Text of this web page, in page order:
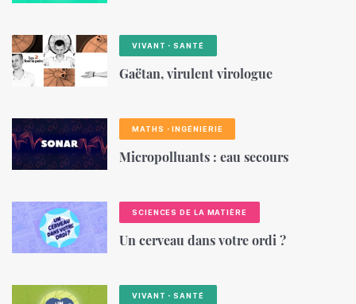
VIVANT・SANTÉ
Gaëtan, virulent virologue
MATHS・INGÉNIERIE
Micropolluants : eau secours
SCIENCES DE LA MATIÈRE
Un cerveau dans votre ordi ?
VIVANT・SANTÉ